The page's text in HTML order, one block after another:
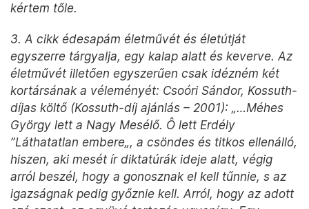
kértem tőle.
3. A cikk édesapám életművét és életútját
egyszerre tárgyalja, egy kalap alatt és keverve. Az
életművét illetően egyszerűen csak idézném két
kortársának a véleményét: Csoóri Sándor, Kossuth-
díjas költő (Kossuth-díj ajánlás – 2001): „…Méhes
György lett a Nagy Mesélő. Ô lett Erdély
”Láthatatlan embere„, a csöndes és titkos ellenálló,
hiszen, aki mesét ír diktatúrák ideje alatt, végig
arról beszél, hogy a gonosznak el kell tűnnie, s az
igazságnak pedig győznie kell. Arról, hogy az adott